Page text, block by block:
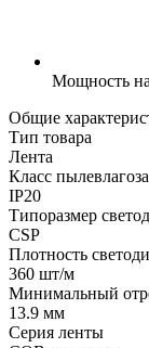
Мощность
Общие
Тип товара
Лента
Класс
IP20
Типоразмер
CSP
Плотность
360 шт/м
Минимальный
13.9 мм
Серия ленты